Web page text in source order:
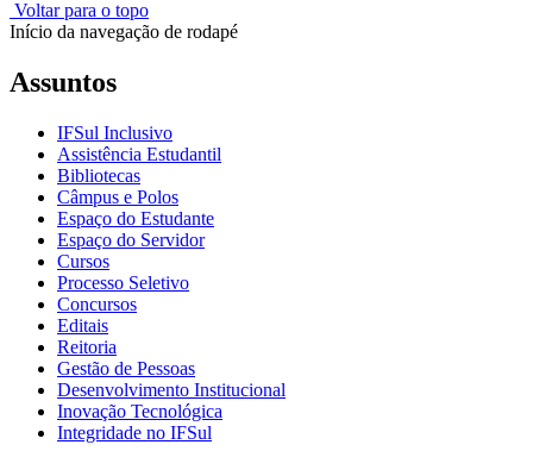
Voltar para o topo
Início da navegação de rodapé
Assuntos
IFSul Inclusivo
Assistência Estudantil
Bibliotecas
Câmpus e Polos
Espaço do Estudante
Espaço do Servidor
Cursos
Processo Seletivo
Concursos
Editais
Reitoria
Gestão de Pessoas
Desenvolvimento Institucional
Inovação Tecnológica
Integridade no IFSul